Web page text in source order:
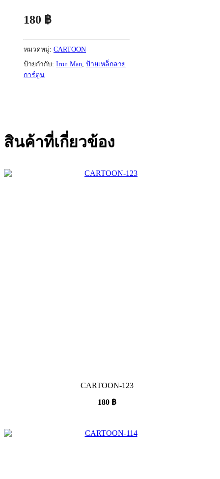
180 ฿
หมวดหมู่: CARTOON
ป้ายกำกับ: Iron Man, ป้ายเหล็กลาย
การ์ตูน
สินค้าที่เกี่ยวข้อง
CARTOON-123
180 ฿